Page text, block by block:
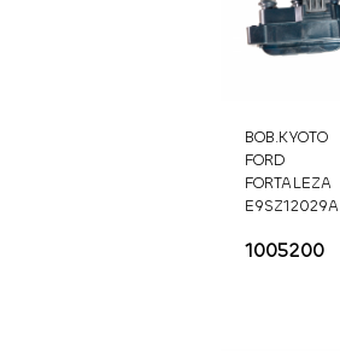
BOB.KYOTO
FORD
FORTALEZA
E9SZ12029A
E9SZ12029A
1005200